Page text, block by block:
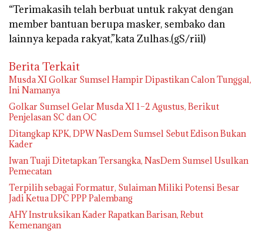
“Terimakasih telah berbuat untuk rakyat dengan
member bantuan berupa masker, sembako dan
lainnya kepada rakyat,”kata Zulhas.(gS/riil)
Berita Terkait
Musda XI Golkar Sumsel Hampir Dipastikan Calon Tunggal,
Ini Namanya
Golkar Sumsel Gelar Musda XI 1–2 Agustus, Berikut
Penjelasan SC dan OC
Ditangkap KPK, DPW NasDem Sumsel Sebut Edison Bukan
Kader
Iwan Tuaji Ditetapkan Tersangka, NasDem Sumsel Usulkan
Pemecatan
Terpilih sebagai Formatur, Sulaiman Miliki Potensi Besar
Jadi Ketua DPC PPP Palembang
AHY Instruksikan Kader Rapatkan Barisan, Rebut
Kemenangan